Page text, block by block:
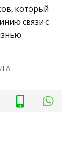
который
связи с